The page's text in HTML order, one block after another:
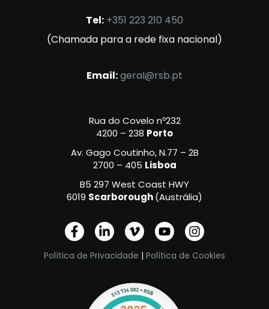
Tel: +351 223 210 450
(Chamada para a rede fixa nacional)
Email:geral@rsb.pt
Rua do Covelo nº232
4200 – 238 Porto
Av. Gago Coutinho, N.77 – 2B
2700 – 405 Lisboa
B5 297 West Coast HWY
6019 Scarborough(Austrália)
F
a
c
e
L
i
n
k
d
V
i
m
e
-
v
Y
o
u
t
b
e
I
n
s
t
Política de Privacidade | Política de Cookies